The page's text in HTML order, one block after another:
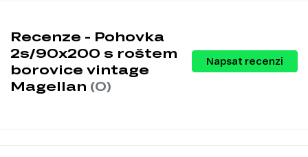
Praktický úložný prostor.S vestavěnou výsuvnou zásuvkou
můžete snadno uschovat deky, polštáře nebo jiné věci, které
chcete mít po ruce.
Pohodlné spaní. Rozměr lůžka 90x200 cm poskytuje dostatečný
prostor pro pohodlný spánek jednoho člověka.
Recenze - Pohovka
2s/90x200 s roštem
borovice vintage
Magellan (0)
Napsat recenzi